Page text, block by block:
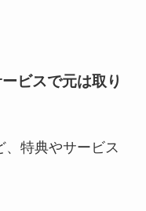
ビスで元は取り
、特典やサービス